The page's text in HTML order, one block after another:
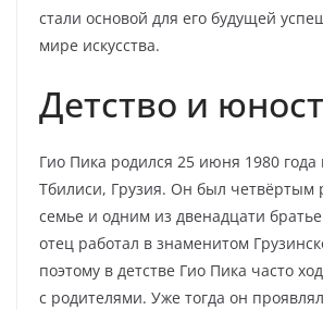
стали основой для его будущей
мире искусства.
Детство и
Гио Пика родился 25 июня 1980 года
Тбилиси, Грузия. Он был четвёртым
семье и одним из двенадцати
отец работал в знаменитом
поэтому в детстве Гио Пика часто
с родителями. Уже тогда он